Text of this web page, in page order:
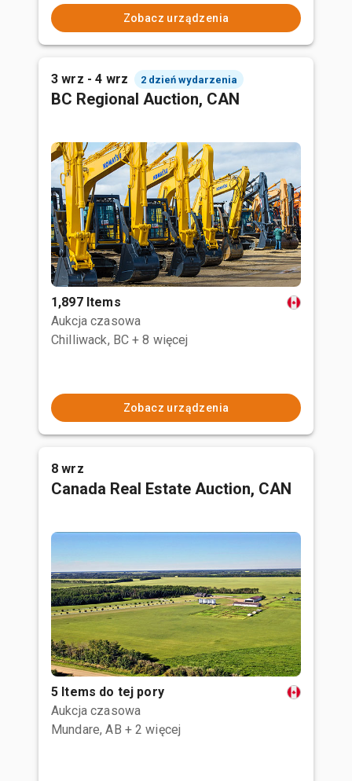
Zobacz urządzenia
3 wrz - 4 wrz 2 dzień wydarzenia
BC Regional Auction, CAN
1,897 Items
Aukcja czasowa
Chilliwack, BC + 8 więcej
Zobacz urządzenia
8 wrz
Canada Real Estate Auction, CAN
5 Items do tej pory
Aukcja czasowa
Mundare, AB + 2 więcej